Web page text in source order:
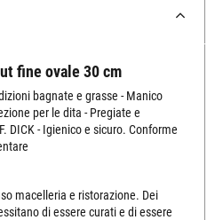
fine ovale 30 cm
bagnate e grasse - Manico
per le dita - Pregiate e
DICK - Igienico e sicuro. Conforme
macelleria e ristorazione. Dei
di essere curati e di essere